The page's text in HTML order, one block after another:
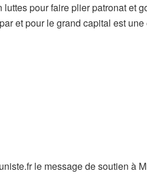
pour faire plier patronat et
et pour le grand capital est
le message de soutien à